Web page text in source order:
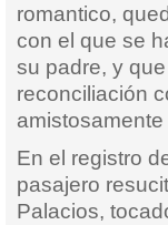
romantico,
con el que se
su padre, y
reconciliación
En el registro
pasajero
Palacios,